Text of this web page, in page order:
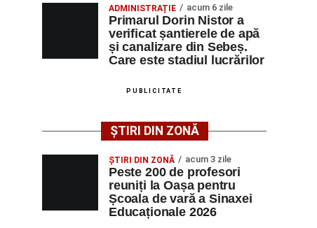
ADMINISTRAȚIE acum 6 zile
Primarul Dorin Nistor a
verificat șantierele de apă
și canalizare din Sebeș.
Care este stadiul lucrărilor
PUBLICITATE
ȘTIRI DIN ZONĂ
ȘTIRI DIN ZONĂ acum 3 zile
Peste 200 de profesori
reuniți la Oașa pentru
Școala de vară a Sinaxei
Educaționale 2026